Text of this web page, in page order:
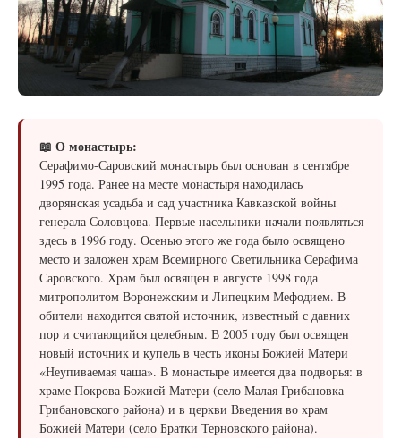
📖 О монастырь:
Серафимо-Саровский монастырь был основан в сентябре
1995 года. Ранее на месте монастыря находилась
дворянская усадьба и сад участника Кавказской войны
генерала Соловцова. Первые насельники начали появляться
здесь в 1996 году. Осенью этого же года было освящено
место и заложен храм Всемирного Светильника Серафима
Саровского. Храм был освящен в августе 1998 года
митрополитом Воронежским и Липецким Мефодием. В
обители находится святой источник, известный с давних
пор и считающийся целебным. В 2005 году был освящен
новый источник и купель в честь иконы Божией Матери
«Неупиваемая чаша». В монастыре имеется два подворья: в
храме Покрова Божией Матери (село Малая Грибановка
Грибановского района) и в церкви Введения во храм
Божией Матери (село Братки Терновского района).